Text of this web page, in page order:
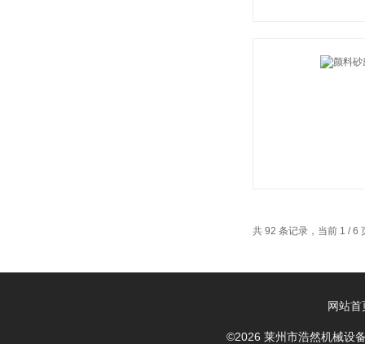
共 92 条记录，当前 1 /
网站首
©2026 莱州市浩然机械